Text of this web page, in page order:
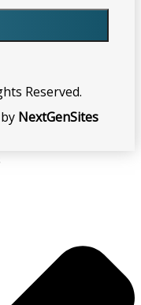
Reserved.
NextGenSites